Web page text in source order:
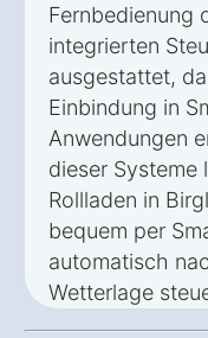
Fernbedienung
integrierten
ausgestattet,
Einbindung in
Anwendungen
dieser Systeme
Rollladen in
bequem per
automatisch
Wetterlage